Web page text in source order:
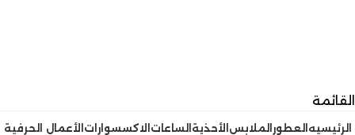
القائمة
الرئيسيه العطور الملابس الأحذية الساعات الاكسسوارات الأعمال الحرفية